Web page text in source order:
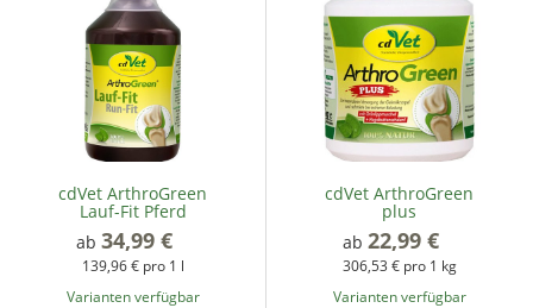
cdVet ArthroGreen
Lauf-Fit Pferd
ab 34,99 €
139,96 € pro 1 l
Varianten verfügbar
cdVet ArthroGreen
plus
ab 22,99 €
306,53 € pro 1 kg
Varianten verfügbar